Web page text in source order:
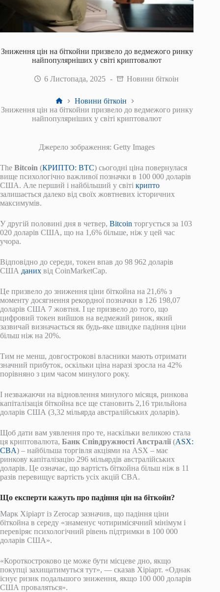
Зниження цін на біткойни призвело до ведмежого ринку
найпопулярніших у світі криптовалют
6 Листопада, 2025 Новини біткоін
Головна
Новини біткоін
Зниження цін на біткойни призвело до ведмежого ринку
найпопулярніших у світі криптовалют
Джерело зображення: Getty Images
The Bitcoin (КРИПТО: BTC) сьогодні ціна повернулася
вище психологічно важливої ​​позначки в 100 000 доларів
США. Але перший і найбільший у світі крипто
залишається далеко від своїх жовтневих історичних
максимумів.
У другій половині дня в четвер, Bitcoin торгується за 103
020 доларів США, що на 1,6% більше, ніж у цей час
учора.
Відповідно до середи, токен впав до 98 962 доларів
США даних від CoinMarketCap.
Це призвело до зниження ціни біткойна на 21,6% з
моменту досягнення рекордної позначки в 126 198,07
доларів США 7 жовтня. І це призвело до того, що
цифровий токен вийшов на ведмежий ринок, який
зазвичай визначається як будь-яке швидке падіння ціни
більш ніж на 20%.
Тим не менш, довгострокові власники мають отримати
значний прибуток, оскільки ціна наразі зросла на 42%
порівняно з цим часом минулого року.
І незважаючи на відновлення минулого місяця, ринкова
капіталізація біткойна все ще становить 2,16 трильйона
доларів США (3,32 мільярда австралійських доларів).
Щоб дати вам уявлення про те, наскільки великою стала
ця криптовалюта, Банк Співдружності Австралії(ASX:
CBA) – найбільша торгівля акціями на ASX – має
ринкову капіталізацію 296 мільярдів австралійських
доларів. Це означає, що вартість біткойна більш ніж в 11
разів перевищує вартість усіх акцій CBA.
Що експерти кажуть про падіння цін на біткойн?
Марк Хіріарт із Zerocap зазначив, що падіння ціни
біткойна в середу «знаменує чотиримісячний мінімум і
перевіряє психологічний рівень підтримки в 100 000
доларів США».
«Короткостроково це може бути місцеве дно, якщо
покупці захищатимуться тут», — сказав Хіріарт. «Однак
існує ризик подальшого зниження, якщо 100 000 доларів
США проваляться».